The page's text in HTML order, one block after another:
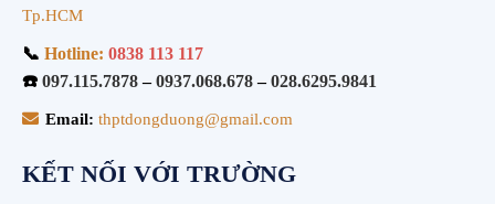
Tp.HCM
📞 Hotline: 0838 113 117
☎️ 097.115.7878–0937.068.678–028.6295.9841
Email: thptdongduong@gmail.com
KẾT NỐI VỚI TRƯỜNG